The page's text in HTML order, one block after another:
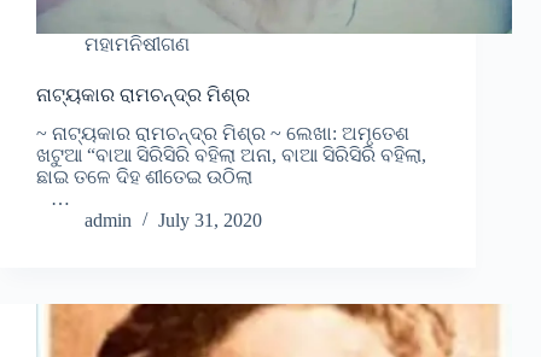
ମହାମନିଷୀଗଣ
ନାଟ୍ୟକାର ରାମଚନ୍ଦ୍ର ମିଶ୍ର
~ ନାଟ୍ୟକାର ରାମଚନ୍ଦ୍ର ମିଶ୍ର ~ ଲେଖା: ଅମୃତେଶ
ଖଟୁଆ “ବାଆ ସିରିସିରି ବହିଲା ଅନା, ବାଆ ସିରିସିରି ବହିଲା,
ଛାଇ ତଳେ ଦିହ ଶୀତେଇ ଉଠିଲା
…
admin
July 31, 2020